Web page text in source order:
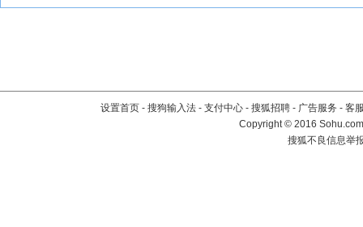
设置首页 - 搜狗输入法 - 支付中心 - 搜狐招聘 - 广告服务 - 客
Copyright©2016
搜狐不良信息举